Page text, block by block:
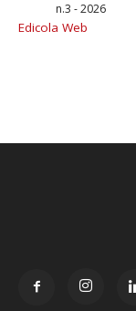
n.3 - 2026
Edicola Web